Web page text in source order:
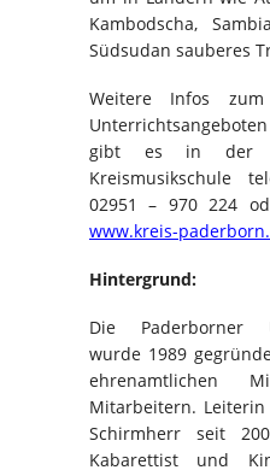
Kambodscha,
Südsudan sauberes
Weitere Infos
gibt es in der
Kreismusikschule
02951 – 970 224
www.kreis-
Hintergrund:
Die Paderborner
wurde 1989
ehrenamtlichen
Mitarbeitern.
Schirmherr seit
Kabarettist und